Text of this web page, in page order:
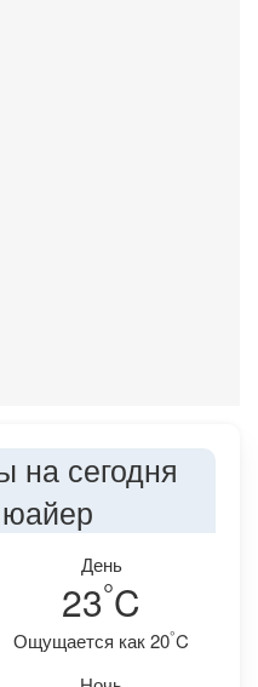
на сегодня
День
23°C
Ощущается как 20°C